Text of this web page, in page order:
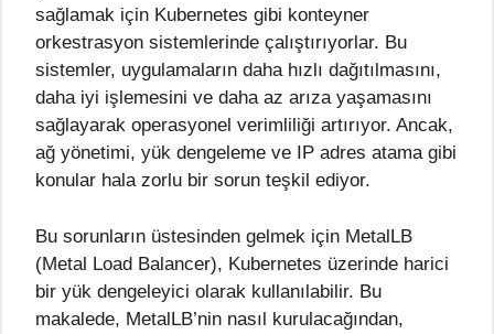
sağlamak için Kubernetes gibi konteyner
orkestrasyon sistemlerinde çalıştırıyorlar. Bu
sistemler, uygulamaların daha hızlı dağıtılmasını,
daha iyi işlemesini ve daha az arıza yaşamasını
sağlayarak operasyonel verimliliği artırıyor. Ancak,
ağ yönetimi, yük dengeleme ve IP adres atama gibi
konular hala zorlu bir sorun teşkil ediyor.
Bu sorunların üstesinden gelmek için MetalLB
(Metal Load Balancer), Kubernetes üzerinde harici
bir yük dengeleyici olarak kullanılabilir. Bu
makalede, MetalLB’nin nasıl kurulacağından,